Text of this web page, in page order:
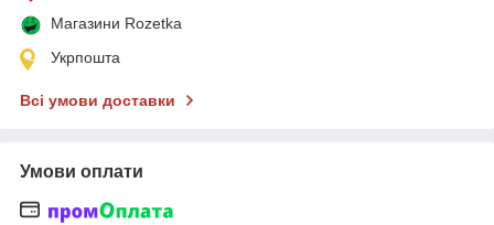
Магазини Rozetka
Укрпошта
Всі умови доставки
Умови оплати